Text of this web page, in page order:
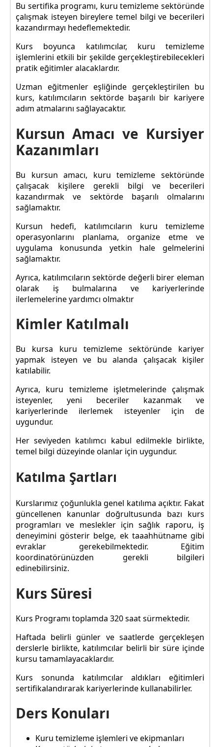
Bu sertifika programı, kuru temizleme sektöründe
çalışmak isteyen bireylere temel bilgi ve becerileri
kazandırmayı hedeflemektedir.
Kurs boyunca katılımcılar, kuru temizleme
işlemlerini etkili bir şekilde gerçekleştirebilecekleri
pratik eğitimler alacaklardır.
Uzman eğitmenler eşliğinde gerçekleştirilen bu
kurs, katılımcıların sektörde başarılı bir kariyere
adım atmalarını sağlayacaktır.
Kursun Amacı ve Kursiyer
Kazanımları
Bu kursun amacı, kuru temizleme sektöründe
çalışacak kişilere gerekli bilgi ve becerileri
kazandırmak ve sektörde başarılı olmalarını
sağlamaktır.
Kursun hedefi, katılımcıların kuru temizleme
operasyonlarını planlama, organize etme ve
uygulama konusunda yetkin hale gelmelerini
sağlamaktır.
Ayrıca, katılımcıların sektörde değerli birer eleman
olarak iş bulmalarına ve kariyerlerinde
ilerlemelerine yardımcı olmaktır
Kimler Katılmalı
Bu kursa kuru temizleme sektöründe kariyer
yapmak isteyen ve bu alanda çalışacak kişiler
katılabilir.
Ayrıca, kuru temizleme işletmelerinde çalışmak
isteyenler, yeni beceriler kazanmak ve
kariyerlerinde ilerlemek isteyenler için de
uygundur.
Her seviyeden katılımcı kabul edilmekle birlikte,
temel bilgi düzeyinde olanlar için uygundur.
Katılma Şartları
Kurslarımız çoğunlukla genel katılıma açıktır. Fakat
güncellenen kanunlar doğrultusunda bazı kurs
programları ve meslekler için sağlık raporu, iş
deneyimini gösterir belge, ek taaahhütname gibi
evraklar gerekebilmektedir. Eğitim
koordinatörünüzden gerekli bilgileri
edinebilirsiniz.
Kurs Süresi
Kurs Programı toplamda 320 saat sürmektedir.
Haftada belirli günler ve saatlerde gerçekleşen
derslerle birlikte, katılımcılar belirli bir süre içinde
kursu tamamlayacaklardır.
Kurs sonunda katılımcılar aldıkları eğitimleri
sertifikalandırarak kariyerlerinde kullanabilirler.
Ders Konuları
Kuru temizleme işlemleri ve ekipmanları